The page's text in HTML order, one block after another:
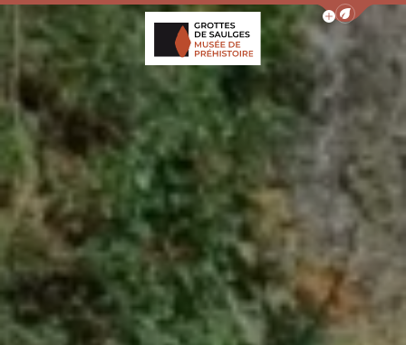
Afficher la
Grottes de Saulges